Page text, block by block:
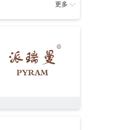
更多